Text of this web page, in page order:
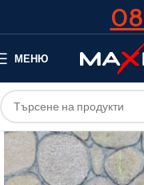
МЕНЮ